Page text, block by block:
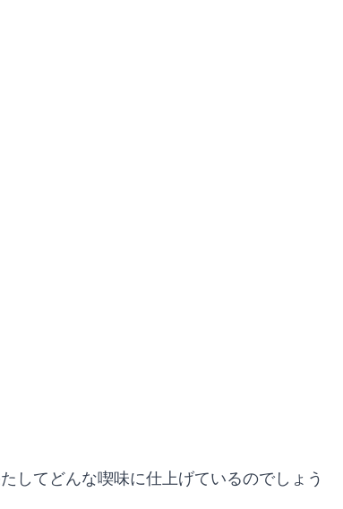
してどんな喫味に仕上げているのでしょう